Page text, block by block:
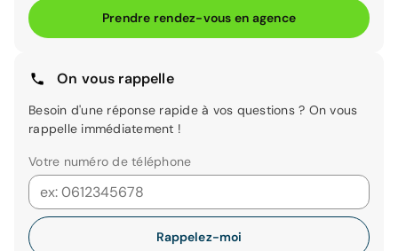
Prendre rendez-vous en agence
On vous rappelle
Besoin d'une réponse rapide à vos questions ? On vous
rappelle immédiatement !
Votre numéro de téléphone
Rappelez-moi